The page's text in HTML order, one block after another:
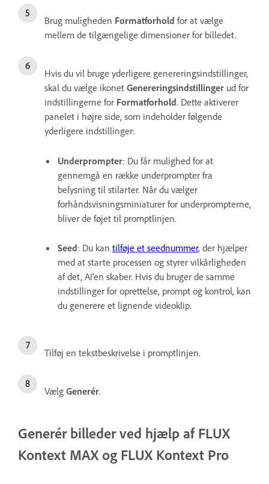
Brug muligheden Formatforhold for at vælge
mellem de tilgængelige dimensioner for billedet.
Hvis du vil bruge yderligere genereringsindstillinger,
skal du vælge ikonet Genereringsindstillinger ud for
indstillingerne for Formatforhold. Dette aktiverer
panelet i højre side, som indeholder følgende
yderligere indstillinger:
Underprompter: Du får mulighed for at
gennemgå en række underprompter fra
belysning til stilarter. Når du vælger
forhåndsvisningsminiaturer for underprompterne,
bliver de føjet til promptlinjen.
Seed: Du kan tilføje et seednummer, der hjælper
med at starte processen og styrer vilkårligheden
af det, AI'en skaber. Hvis du bruger de samme
indstillinger for oprettelse, prompt og kontrol, kan
du generere et lignende videoklip.
Tilføj en tekstbeskrivelse i promptlinjen.
Vælg Generér.
Generér billeder ved hjælp af FLUX
Kontext MAX og FLUX Kontext Pro